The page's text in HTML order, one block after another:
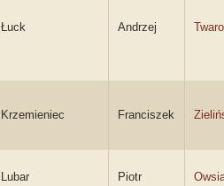
Łuck Andrzej
Krzemieniec Franciszek
Lubar Piotr